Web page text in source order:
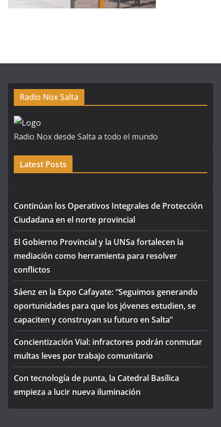
Radio Nox Salta
Radio Nox desde Salta a todo el mundo
Latest Posts
Continúan los Operativos Integrales de Protección
Ciudadana en el norte provincial
El Gobierno Provincial y la UNSa fortalecen la
mediación como herramienta para resolver
conflictos
Sáenz en la Expo Cafayate: “Seguimos generando
oportunidades para que los jóvenes estudien, se
capaciten y construyan su futuro en Salta”
Concientización Vial: infractores podrán conmutar
multas leves por trabajo comunitario
Con tecnología de punta, la Catedral Basílica
empieza a lucir nueva iluminación